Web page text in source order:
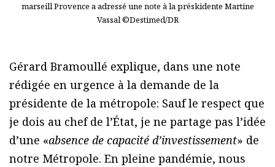
marseill Provence a adressé une note à la préskidente Martine
Vassal ©Destimed/DR
Gérard Bramoullé explique, dans une note
rédigée en urgence à la demande de la
présidente de la métropole: Sauf le respect que
je dois au chef de l’État, je ne partage pas l’idée
d’une «absence de capacité d’investissement» de
notre Métropole. En pleine pandémie, nous